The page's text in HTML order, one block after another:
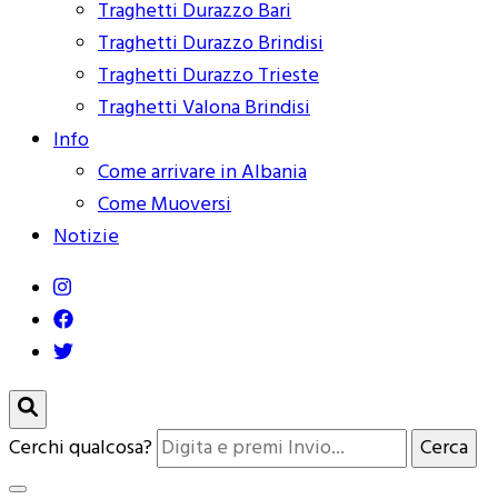
Traghetti Durazzo Bari
Traghetti Durazzo Brindisi
Traghetti Durazzo Trieste
Traghetti Valona Brindisi
Info
Come arrivare in Albania
Come Muoversi
Notizie
Cerchi qualcosa?